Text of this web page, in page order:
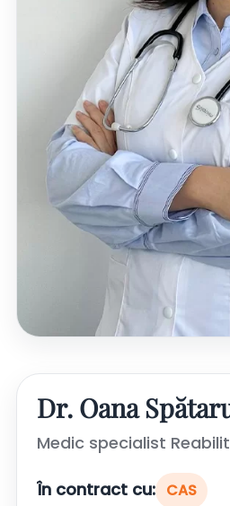
Dr. Oana
Medic specialist
În contract cu: CAS